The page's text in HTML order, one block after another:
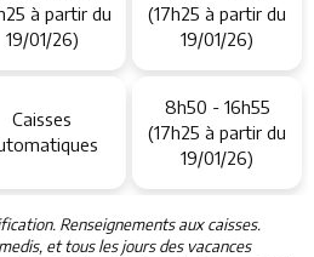
à partir du
19/01/26)
(17h25 à partir du
19/01/26)
Caisses
8h50 - 16h55
(17h25 à partir du
19/01/26)
Renseignements aux caisses.
et tous les jours des vacances